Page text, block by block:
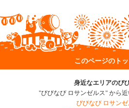
このページのト
身近なエリアのび
"びびなび ロサンゼルス" から
びびなび ロサンゼ